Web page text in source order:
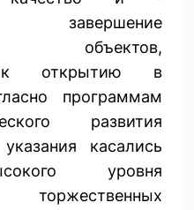
завершение
объектов,
к открытию в
программам
развития
касались
уровня